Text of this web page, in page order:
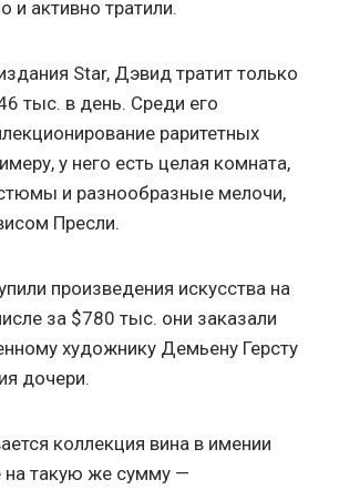
и активно тратили.
Star, Дэвид тратит только
тыс. в день. Среди его
раритетных
у него есть целая комната,
и разнообразные мелочи,
Пресли.
произведения искусства на
за $780 тыс. они заказали
художнику Демьену Герсту
дочери.
коллекция вина в имении
на такую же сумму —